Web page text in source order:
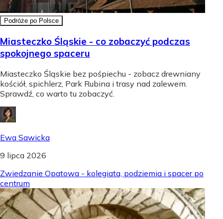
Podróże po Polsce
Miasteczko Śląskie - co zobaczyć podczas
spokojnego spaceru
Miasteczko Śląskie bez pośpiechu - zobacz drewniany
kościół, spichlerz, Park Rubina i trasy nad zalewem.
Sprawdź, co warto tu zobaczyć.
Ewa Sawicka
9 lipca 2026
Zwiedzanie Opatowa - kolegiata, podziemia i spacer po
centrum